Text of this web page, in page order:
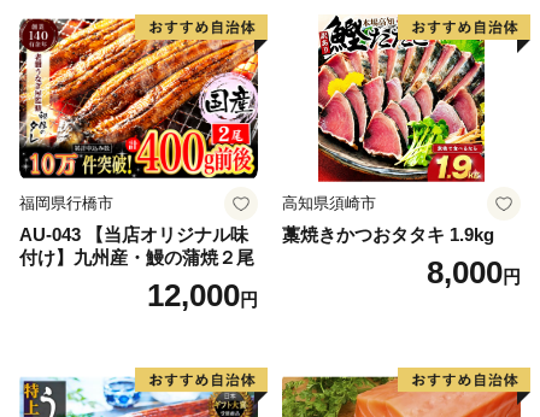
福岡県行橋市
AU-043 【当店オリジナル味
付け】九州産・鰻の蒲焼２尾
12,000円
高知県須崎市
藁焼きかつおタタキ 1.9kg
8,000円